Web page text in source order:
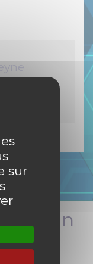
en un
sur